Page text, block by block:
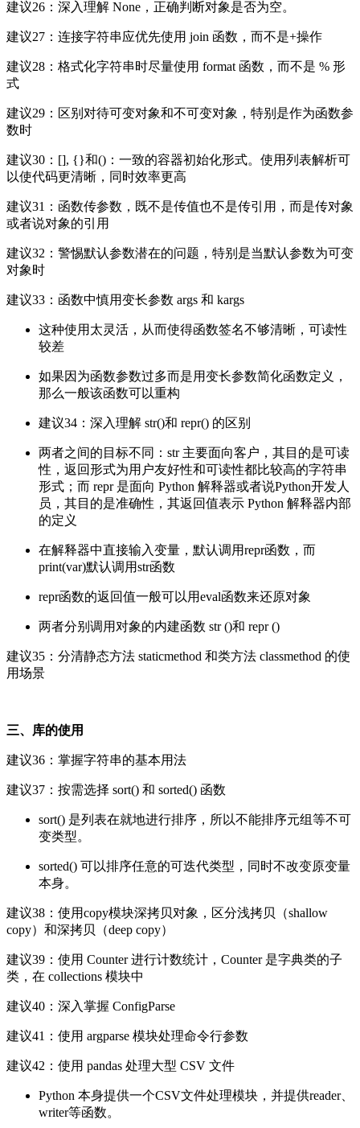
建议26：深入理解 None，正确判断对象是否为空。
建议27：连接字符串应优先使用 join 函数，而不是+操作
建议28：格式化字符串时尽量使用 format 函数，而不是 % 形
式
建议29：区别对待可变对象和不可变对象，特别是作为函数参
数时
建议30：[], {}和()：一致的容器初始化形式。使用列表解析可
以使代码更清晰，同时效率更高
建议31：函数传参数，既不是传值也不是传引用，而是传对象
或者说对象的引用
建议32：警惕默认参数潜在的问题，特别是当默认参数为可变
对象时
建议33：函数中慎用变长参数 args 和 kargs
这种使用太灵活，从而使得函数签名不够清晰，可读性
较差
如果因为函数参数过多而是用变长参数简化函数定义，
那么一般该函数可以重构
建议34：深入理解 str()和 repr() 的区别
两者之间的目标不同：str 主要面向客户，其目的是可读
性，返回形式为用户友好性和可读性都比较高的字符串
形式；而 repr 是面向 Python 解释器或者说Python开发人
员，其目的是准确性，其返回值表示 Python 解释器内部
的定义
在解释器中直接输入变量，默认调用repr函数，而
print(var)默认调用str函数
repr函数的返回值一般可以用eval函数来还原对象
两者分别调用对象的内建函数 str ()和 repr ()
建议35：分清静态方法 staticmethod 和类方法 classmethod 的使
用场景
三、库的使用
建议36：掌握字符串的基本用法
建议37：按需选择 sort() 和 sorted() 函数
sort() 是列表在就地进行排序，所以不能排序元组等不可
变类型。
sorted() 可以排序任意的可迭代类型，同时不改变原变量
本身。
建议38：使用copy模块深拷贝对象，区分浅拷贝（shallow
copy）和深拷贝（deep copy）
建议39：使用 Counter 进行计数统计，Counter 是字典类的子
类，在 collections 模块中
建议40：深入掌握 ConfigParse
建议41：使用 argparse 模块处理命令行参数
建议42：使用 pandas 处理大型 CSV 文件
Python 本身提供一个CSV文件处理模块，并提供reader、
writer等函数。